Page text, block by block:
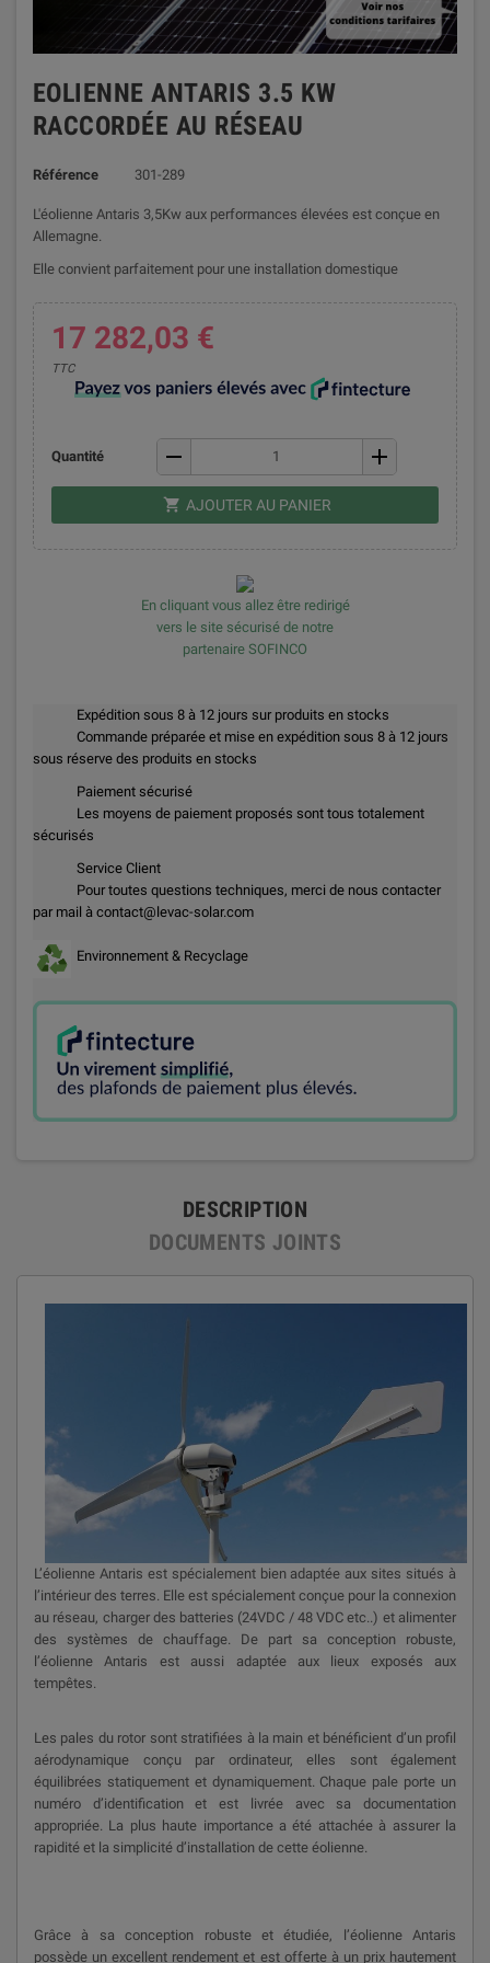
EOLIENNE ANTARIS 3.5 KW
RACCORDÉE AU RÉSEAU
Référence 301-289
L'éolienne Antaris 3,5Kw aux performances élevées est conçue en
Allemagne.
Elle convient parfaitement pour une installation domestique
17 282,03 €
TTC
Quantité remove add
shopping_cart AJOUTER AU PANIER
En cliquant vous allez être redirigé
vers le site sécurisé de notre
partenaire SOFINCO
Expédition sous 8 à 12 jours sur produits en stocks
Commande préparée et mise en expédition sous 8 à 12 jours
sous réserve des produits en stocks
Paiement sécurisé
Les moyens de paiement proposés sont tous totalement
sécurisés
Service Client
Pour toutes questions techniques, merci de nous contacter
par mail à contact@levac-solar.com
Environnement & Recyclage
DESCRIPTION
DOCUMENTS JOINTS
L’éolienne Antaris est spécialement bien adaptée aux sites situés à
l’intérieur des terres. Elle est spécialement conçue pour la connexion
au réseau, charger des batteries (24VDC / 48 VDC etc..) et alimenter
des systèmes de chauffage. De part sa conception robuste,
l’éolienne Antaris est aussi adaptée aux lieux exposés aux
tempêtes.
Les pales du rotor sont stratifiées à la main et bénéficient d’un profil
aérodynamique conçu par ordinateur, elles sont également
équilibrées statiquement et dynamiquement. Chaque pale porte un
numéro d’identification et est livrée avec sa documentation
appropriée. La plus haute importance a été attachée à assurer la
rapidité et la simplicité d’installation de cette éolienne.
Grâce à sa conception robuste et étudiée, l’éolienne Antaris
possède un excellent rendement et est offerte à un prix hautement